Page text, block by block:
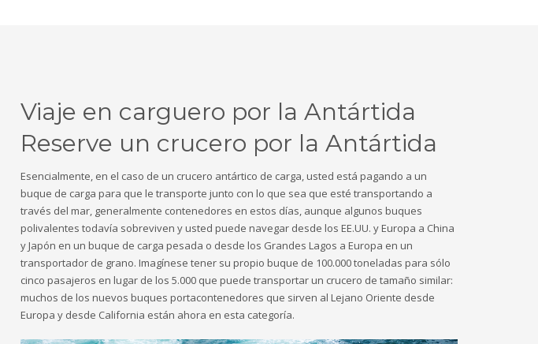
Viaje en carguero por la Antártida
Reserve un crucero por la Antártida
Esencialmente, en el caso de un crucero antártico de carga, usted está pagando a un
buque de carga para que le transporte junto con lo que sea que esté transportando a
través del mar, generalmente contenedores en estos días, aunque algunos buques
polivalentes todavía sobreviven y usted puede navegar desde los EE.UU. y Europa a China
y Japón en un buque de carga pesada o desde los Grandes Lagos a Europa en un
transportador de grano. Imagínese tener su propio buque de 100.000 toneladas para sólo
cinco pasajeros en lugar de los 5.000 que puede transportar un crucero de tamaño similar:
muchos de los nuevos buques portacontenedores que sirven al Lejano Oriente desde
Europa y desde California están ahora en esta categoría.